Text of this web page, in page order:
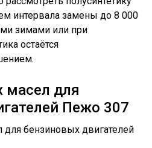
интервала замены до 8 000
зимами или при
остаётся
масел для
Пежо 307